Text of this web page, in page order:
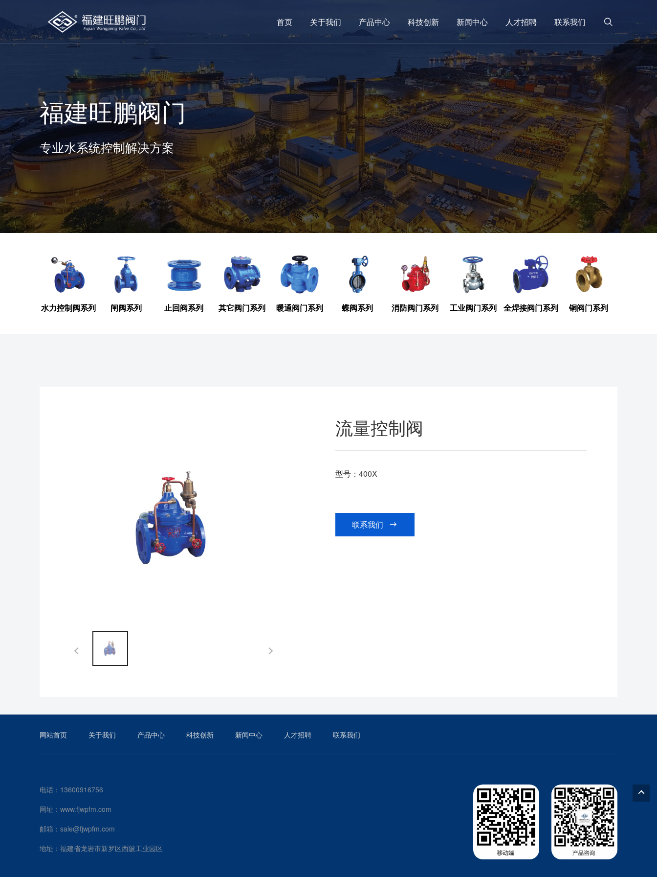
首页 关于我们 产品中心 科技创新 新闻中心 人才招聘 联系我们
福建旺鹏阀门
专业水系统控制解决方案
水力控制阀系列 闸阀系列 止回阀系列 其它阀门系列 暖通阀门系列 蝶阀系列 消防阀门系列 工业阀门系列 全焊接阀门系列 铜阀门系列
流量控制阀
型号：400X
联系我们
网站首页 关于我们 产品中心 科技创新 新闻中心 人才招聘 联系我们
电话：13600916756
网址：www.fjwpfm.com
邮箱：sale@fjwpfm.com
地址：福建省龙岩市新罗区西陂工业园区